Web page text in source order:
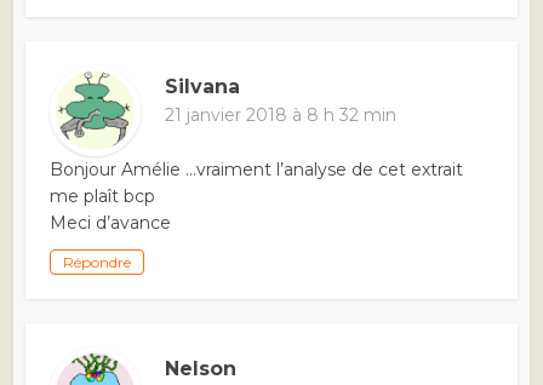
Silvana
21 janvier 2018 à 8 h 32 min
Bonjour Amélie …vraiment l’analyse de cet extrait
me plaît bcp
Meci d’avance
Répondre
Nelson